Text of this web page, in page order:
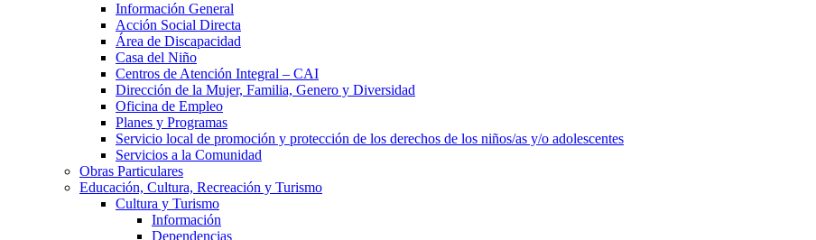
Información General
Acción Social Directa
Área de Discapacidad
Casa del Niño
Centros de Atención Integral – CAI
Dirección de la Mujer, Familia, Genero y Diversidad
Oficina de Empleo
Planes y Programas
Servicio local de promoción y protección de los derechos de los niños/as y/o adolescentes
Servicios a la Comunidad
Obras Particulares
Educación, Cultura, Recreación y Turismo
Cultura y Turismo
Información
Dependencias